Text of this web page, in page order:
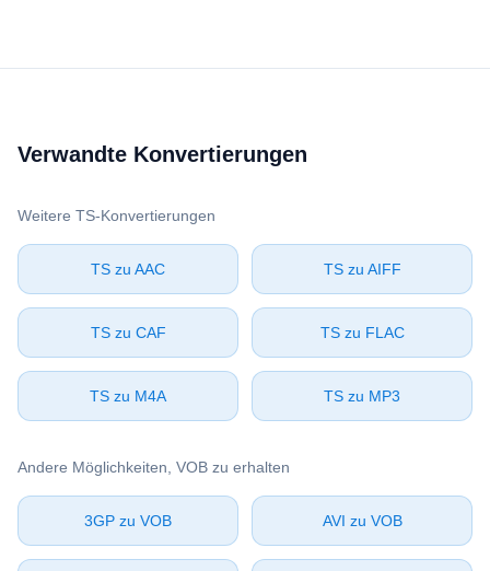
Verwandte Konvertierungen
Weitere ⁦TS⁩-Konvertierungen
⁦TS⁩ zu ⁦AAC⁩ ⁦TS⁩ zu ⁦AIFF⁩
⁦TS⁩ zu ⁦CAF⁩ ⁦TS⁩ zu ⁦FLAC⁩
⁦TS⁩ zu ⁦M4A⁩ ⁦TS⁩ zu ⁦MP3⁩
Andere Möglichkeiten, ⁦VOB⁩ zu erhalten
⁦3GP⁩ zu ⁦VOB⁩ ⁦AVI⁩ zu ⁦VOB⁩